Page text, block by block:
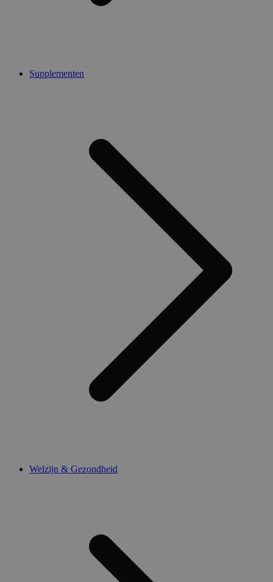
Supplementen
Welzijn & Gezondheid